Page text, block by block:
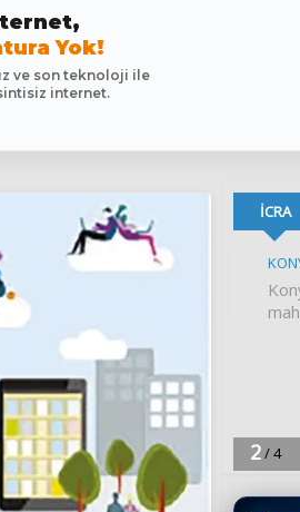
Yok!
ve son teknoloji ile
internet.